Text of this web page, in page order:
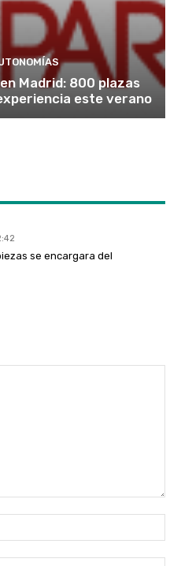
Madrid: 800 plazas
este verano
se encargara del